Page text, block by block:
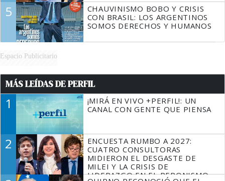
5
CHAUVINISMO BOBO Y CRISIS
CON BRASIL: LOS ARGENTINOS
SOMOS DERECHOS Y HUMANOS
Espacio Publicitario
MÁS LEÍDAS DE PERFIL
1
¡MIRÁ EN VIVO +PERFIL!: UN
CANAL CON GENTE QUE PIENSA
2
ENCUESTA RUMBO A 2027:
CUATRO CONSULTORAS
MIDIERON EL DESGASTE DE
MILEI Y LA CRISIS DE
LIDERAZGO EN EL PERONISMO